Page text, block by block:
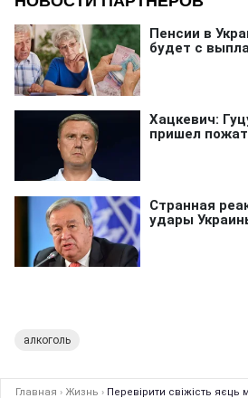
алкоголь
Главная › Жизнь › Перевірити свіжість